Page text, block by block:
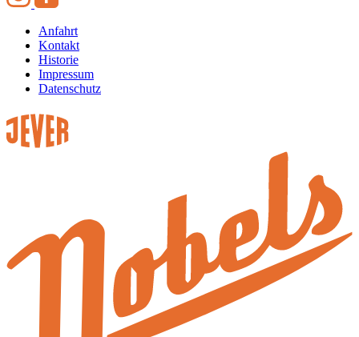
Anfahrt
Kontakt
Historie
Impressum
Datenschutz